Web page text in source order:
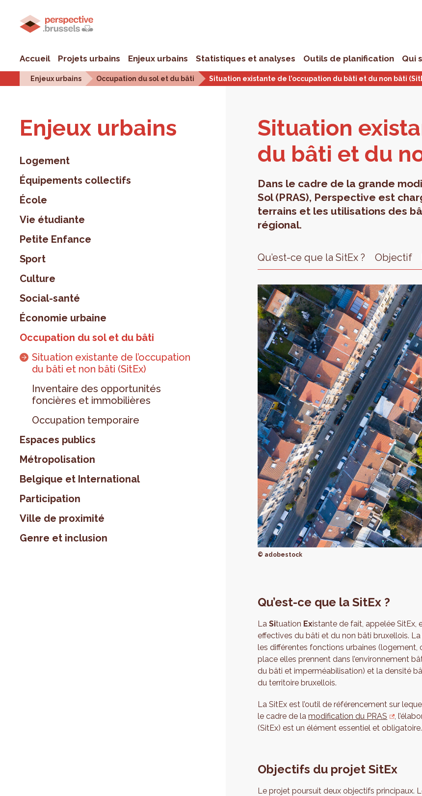
Accueil Projets urbains Enjeux urbains Statistiques et analyses Outils de planification Qui
Enjeux urbains Occupation du sol et du bâti Situation existante de l’occupation du bâti et du non bâti
Enjeux urbains
Logement
Équipements collectifs
École
Vie étudiante
Petite Enfance
Sport
Culture
Social-santé
Économie urbaine
Occupation du sol et du bâti
Situation existante de l’occupation
du bâti et non bâti (SitEx)
Inventaire des opportunités
foncières et immobilières
Occupation temporaire
Espaces publics
Métropolisation
Belgique et International
Participation
Ville de proximité
Genre et inclusion
Situa­tion
du bâti et du
Dans le cadre de la grande
Sol (PRAS), Perspective est
terrains et les utilisations des
régional.
Qu’est-ce que la SitEx ? Objectif
© adobestock
Qu’est-ce que la SitEx ?
LaSituation Existante de fait, appelée SitEx,
effectives du bâti et du non bâti bruxellois.
les différentes fonctions urbaines (logement,
place elles prennent dans l’environnement
du bâti et imperméabilisation) et la densité
du territoire bruxellois.
La SitEx est l’outil de référencement sur
le cadre de lamodification du PRAS
,
(SitEx) est un élément essentiel et obligatoire.
Objectifs du projet SitEx
Le projet poursuit deux objectifs principaux.